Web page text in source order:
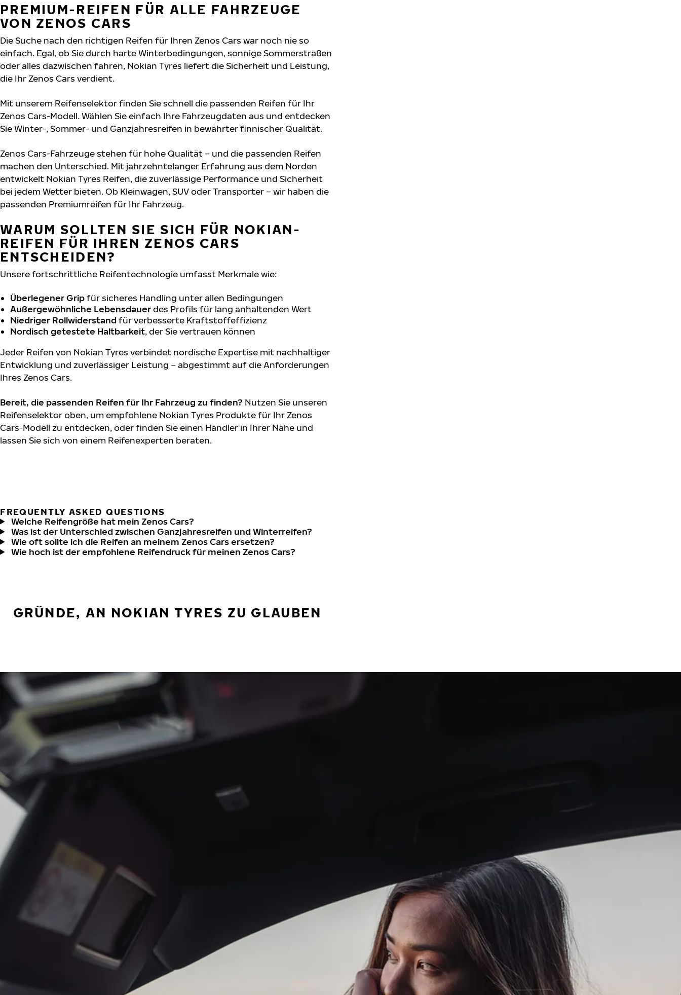
PREMIUM-REIFEN FÜR ALLE FAHRZEUGE
VON ZENOS CARS
Die Suche nach den richtigen Reifen für Ihren Zenos Cars war noch nie so
einfach. Egal, ob Sie durch harte Winterbedingungen, sonnige Sommerstraßen
oder alles dazwischen fahren, Nokian Tyres liefert die Sicherheit und Leistung,
die Ihr Zenos Cars verdient.
Mit unserem Reifenselektor finden Sie schnell die passenden Reifen für Ihr
Zenos Cars-Modell. Wählen Sie einfach Ihre Fahrzeugdaten aus und entdecken
Sie Winter-, Sommer- und Ganzjahresreifen in bewährter finnischer Qualität.
Zenos Cars-Fahrzeuge stehen für hohe Qualität – und die passenden Reifen
machen den Unterschied. Mit jahrzehntelanger Erfahrung aus dem Norden
entwickelt Nokian Tyres Reifen, die zuverlässige Performance und Sicherheit
bei jedem Wetter bieten. Ob Kleinwagen, SUV oder Transporter – wir haben die
passenden Premiumreifen für Ihr Fahrzeug.
WARUM SOLLTEN SIE SICH FÜR NOKIAN-
REIFEN FÜR IHREN ZENOS CARS
ENTSCHEIDEN?
Unsere fortschrittliche Reifentechnologie umfasst Merkmale wie:
Überlegener Gripfür sicheres Handling unter allen Bedingungen
Außergewöhnliche Lebensdauerdes Profils für lang anhaltenden Wert
Niedriger Rollwiderstand für verbesserte Kraftstoffeffizienz
Nordisch getestete Haltbarkeit, der Sie vertrauen können
Jeder Reifen von Nokian Tyres verbindet nordische Expertise mit nachhaltiger
Entwicklung und zuverlässiger Leistung – abgestimmt auf die Anforderungen
Ihres Zenos Cars.
Bereit, die passenden Reifen für Ihr Fahrzeug zu finden? Nutzen Sie unseren
Reifenselektor oben, um empfohlene Nokian Tyres Produkte für Ihr Zenos
Cars-Modell zu entdecken, oder finden Sie einen Händler in Ihrer Nähe und
lassen Sie sich von einem Reifenexperten beraten.
FREQUENTLY ASKED QUESTIONS
Welche Reifengröße hat mein Zenos Cars?
Was ist der Unterschied zwischen Ganzjahresreifen und Winterreifen?
Wie oft sollte ich die Reifen an meinem Zenos Cars ersetzen?
Wie hoch ist der empfohlene Reifendruck für meinen Zenos Cars?
GRÜNDE, AN NOKIAN TYRES ZU GLAUBEN